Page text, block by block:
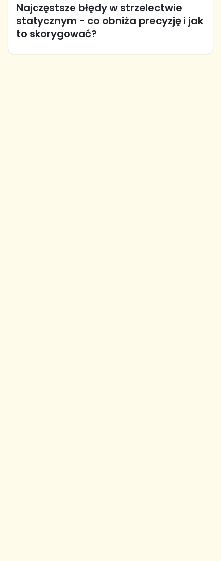
Najczęstsze błędy w strzelectwie
statycznym - co obniża precyzję i jak
to skorygować?